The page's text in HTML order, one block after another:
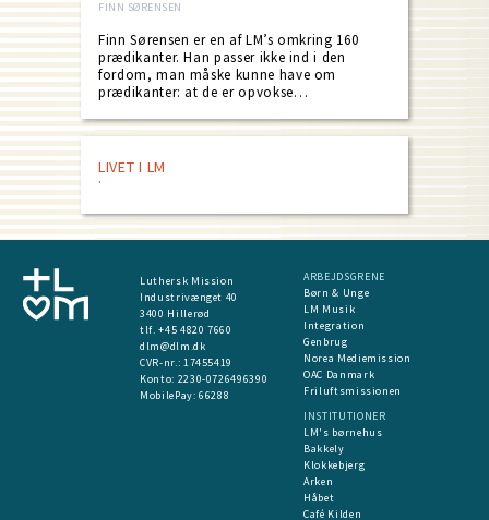
FINN SØRENSEN
Finn Sørensen er en af LM’s omkring 160
prædikanter. Han passer ikke ind i den
fordom, man måske kunne have om
prædikanter: at de er opvokse…
LIVET I LM
Luthersk Mission
Industrivænget 40
3400 Hillerød
tlf. +45 4820 7660
dlm@dlm.dk
CVR-nr.: 17455419
​Konto: 2230-0726496390
MobilePay:66288
ARBEJDSGRENE
Børn & Unge
LM Musik
Integration
Genbrug
Norea Mediemission
OAC Danmark
Friluftsmissionen
INSTITUTIONER
LM's børnehus
Bakkely
Klokkebjerg
Arken
Håbet
Café Kilden